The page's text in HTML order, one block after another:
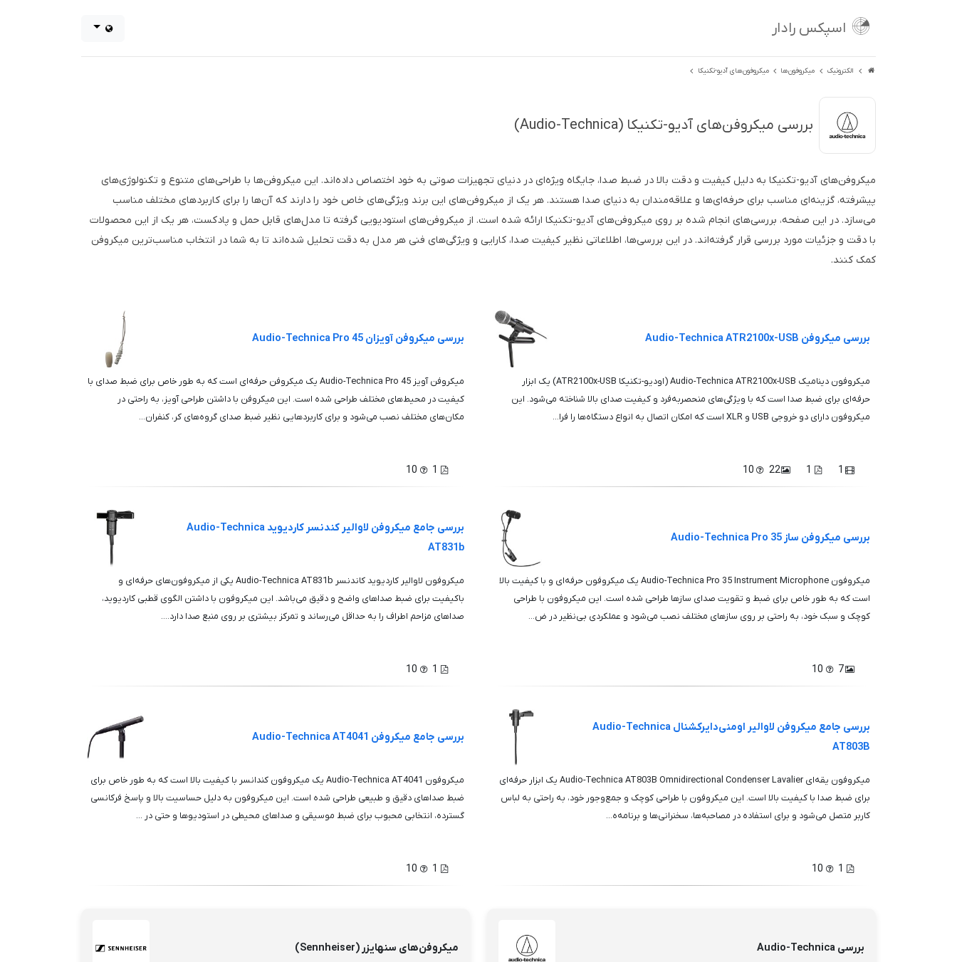
اسپکس رادار
الکترونیک میکروفون‌ها میکروفون‌های آدیو-تکنیکا
بررسی میکروفن‌های آدیو-تکنیکا (Audio-Technica)
میکروفن‌های آدیو-تکنیکا به دلیل کیفیت و دقت بالا در ضبط صدا، جایگاه ویژه‌ای در دنیای تجهیزات صوتی به خود اختصاص داده‌اند. این میکروفن‌ها با طراحی‌های متنوع و تکنولوژی‌های
پیشرفته، گزینه‌ای مناسب برای حرفه‌ای‌ها و علاقه‌مندان به دنیای صدا هستند. هر یک از میکروفن‌های این برند ویژگی‌های خاص خود را دارند که آن‌ها را برای کاربردهای مختلف مناسب
می‌سازد. در این صفحه، بررسی‌های انجام شده بر روی میکروفن‌های آدیو-تکنیکا ارائه شده است. از میکروفن‌های استودیویی گرفته تا مدل‌های قابل حمل و پادکست، هر یک از این محصولات
با دقت و جزئیات مورد بررسی قرار گرفته‌اند. در این بررسی‌ها، اطلاعاتی نظیر کیفیت صدا، کارایی و ویژگی‌های فنی هر مدل به دقت تحلیل شده‌اند تا به شما در انتخاب مناسب‌ترین میکروفن
کمک کنند.
بررسی میکروفن Audio-Technica ATR2100x-USB
میکروفون دینامیک Audio-Technica ATR2100x-USB (اودیو-تکنیکا ATR2100x-USB) یک ابزار
حرفه‌ای برای ضبط صدا است که با ویژگی‌های منحصربه‌فرد و کیفیت صدای بالا شناخته می‌شود. این
میکروفون دارای دو خروجی USB و XLR است که امکان اتصال به انواع دستگاه‌ها را فرا...
1
1
22
10
بررسی میکروفن آویزان Audio-Technica Pro 45
میکروفن آویز Audio-Technica Pro 45 یک میکروفن حرفه‌ای است که به طور خاص برای ضبط صدای با
کیفیت در محیط‌های مختلف طراحی شده است. این میکروفن با داشتن طراحی آویز، به راحتی در
مکان‌های مختلف نصب می‌شود و برای کاربردهایی نظیر ضبط صدای گروه‌های کر، کنفران...
1
10
بررسی میکروفن ساز Audio-Technica Pro 35
میکروفون Audio-Technica Pro 35 Instrument Microphone یک میکروفون حرفه‌ای و با کیفیت بالا
است که به طور خاص برای ضبط و تقویت صدای سازها طراحی شده است. این میکروفون با طراحی
کوچک و سبک خود، به راحتی بر روی سازهای مختلف نصب می‌شود و عملکردی بی‌نظیر در ض...
7
10
بررسی جامع میکروفن لاوالیر کندنسر کاردیوید Audio-Technica
AT831b
میکروفون لاوالیر کاردیوید کاندنسر Audio-Technica AT831b یکی از میکروفون‌های حرفه‌ای و
باکیفیت برای ضبط صداهای واضح و دقیق می‌باشد. این میکروفون با داشتن الگوی قطبی کاردیوید،
صداهای مزاحم اطراف را به حداقل می‌رساند و تمرکز بیشتری بر روی منبع صدا دارد....
1
10
بررسی جامع میکروفن لاوالیر اومنی‌دایرکشنال Audio-Technica
AT803B
میکروفون یقه‌ای Audio-Technica AT803B Omnidirectional Condenser Lavalier یک ابزار حرفه‌ای
برای ضبط صدا با کیفیت بالا است. این میکروفون با طراحی کوچک و جمع‌وجور خود، به راحتی به لباس
کاربر متصل می‌شود و برای استفاده در مصاحبه‌ها، سخنرانی‌ها و برنامه‌ه...
1
10
بررسی جامع میکروفن Audio-Technica AT4041
میکروفون Audio-Technica AT4041 یک میکروفون کندانسر با کیفیت بالا است که به طور خاص برای
ضبط صداهای دقیق و طبیعی طراحی شده است. این میکروفون به دلیل حساسیت بالا و پاسخ فرکانسی
گسترده، انتخابی محبوب برای ضبط موسیقی و صداهای محیطی در استودیوها و حتی در ...
1
10
بررسی Audio-Technica میکروفن‌های سنهایزر (Sennheiser)